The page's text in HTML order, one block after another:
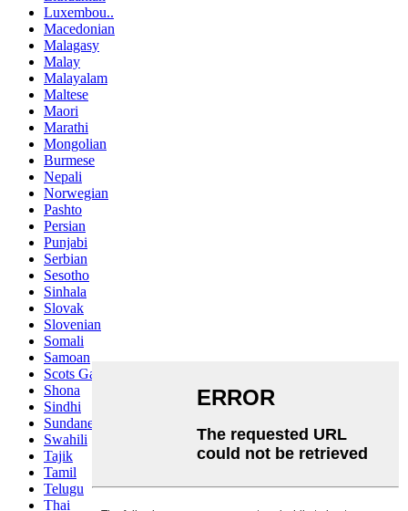
Luxembou..
Macedonian
Malagasy
Malay
Malayalam
Maltese
Maori
Marathi
Mongolian
Burmese
Nepali
Norwegian
Pashto
Persian
Punjabi
Serbian
Sesotho
Sinhala
Slovak
Slovenian
Somali
Samoan
Scots Gaelic
Shona
Sindhi
Sundanese
Swahili
Tajik
Tamil
Telugu
Thai